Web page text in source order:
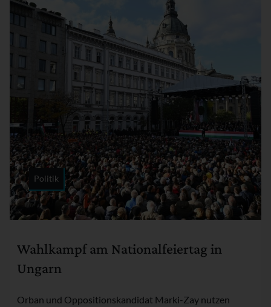
Wahlkampf am Nationalfeiertag in
Ungarn
Orban und Oppositionskandidat Marki-Zay nutzen
Politik